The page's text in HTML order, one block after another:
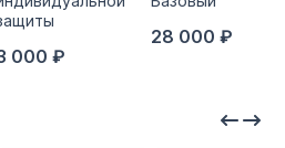
000 ₽
28 000 ₽